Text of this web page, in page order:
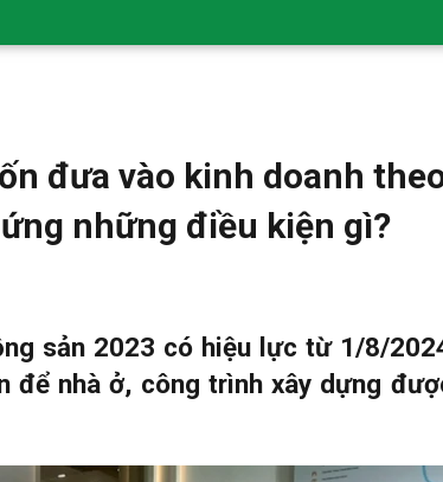
đưa vào kinh doanh
những điều kiện gì?
sản 2023 có hiệu lực từ 1/8/
để nhà ở, công trình xây dựng